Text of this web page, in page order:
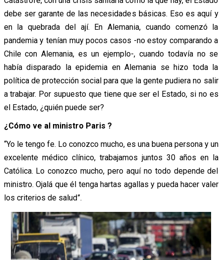
debe ser garante de las necesidades básicas. Eso es aquí y
en la quebrada del ají. En Alemania, cuando comenzó la
pandemia y tenían muy pocos casos -no estoy comparando a
Chile con Alemania, es un ejemplo-, cuando todavía no se
había disparado la epidemia en Alemania se hizo toda la
política de protección social para que la gente pudiera no salir
a trabajar. Por supuesto que tiene que ser el Estado, si no es
el Estado, ¿quién puede ser?
¿Cómo ve al ministro Paris ?
“Yo le tengo fe. Lo conozco mucho, es una buena persona y un
excelente médico clínico, trabajamos juntos 30 años en la
Católica. Lo conozco mucho, pero aquí no todo depende del
ministro. Ojalá que él tenga hartas agallas y pueda hacer valer
los criterios de salud”.